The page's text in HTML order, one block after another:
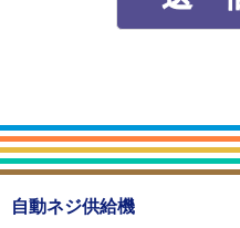
自動ネジ供給機